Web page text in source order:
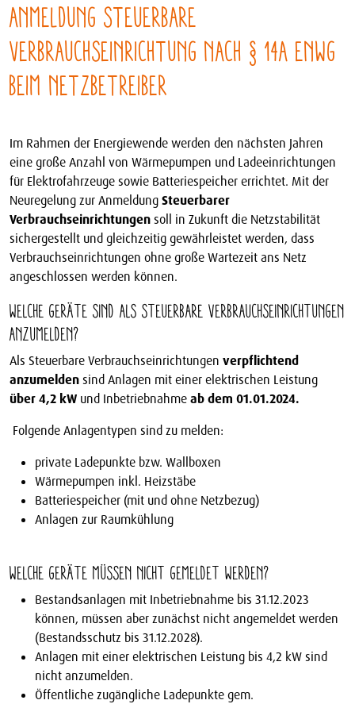
Anmeldung Steuerbare
Verbrauchseinrichtung nach § 14a EnWG
beim Netzbetreiber
Im Rahmen der Energiewende werden den nächsten Jahren
eine große Anzahl von Wärmepumpen und Ladeeinrichtungen
für Elektrofahrzeuge sowie Batteriespeicher errichtet. Mit der
Neuregelung zur AnmeldungSteuerbarer
Verbrauchseinrichtungensoll in Zukunft die Netzstabilität
sichergestellt und gleichzeitig gewährleistet werden, dass
Verbrauchseinrichtungen ohne große Wartezeit ans Netz
angeschlossen werden können.
Welche Geräte sind als Steuerbare Verbrauchseinrichtungen
anzumelden?
Als Steuerbare Verbrauchseinrichtungen verpflichtend
anzumeldensind Anlagen mit einer elektrischen Leistung
über 4,2 kW und Inbetriebnahmeab dem 01.01.2024.
Folgende Anlagentypen sind zu melden:
private Ladepunkte bzw. Wallboxen
Wärmepumpen inkl. Heizstäbe
Batteriespeicher (mit und ohne Netzbezug)
Anlagen zur Raumkühlung
Welche Geräte müssen nicht gemeldet werden?
Bestandsanlagen mit Inbetriebnahme bis 31.12.2023
können, müssen aber zunächst nicht angemeldet werden
(Bestandsschutz bis 31.12.2028).
Anlagen mit einer elektrischen Leistung bis 4,2 kW sind
nicht anzumelden.
Öffentliche zugängliche Ladepunkte gem.